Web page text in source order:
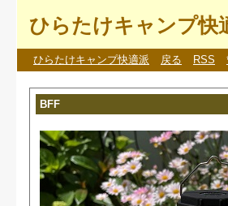
ひらたけキャンプ快
ひらたけキャンプ快適派 戻る RSS
BFF